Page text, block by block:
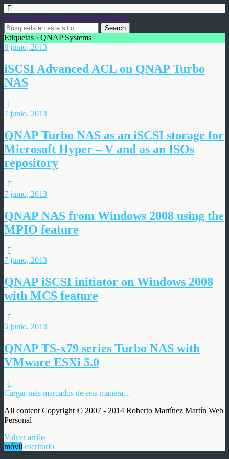
Roberto Martínez Martín Web Personal
Etiquetas › QNAP Systems
8 junio, 2013
iSCSI Advanced ACL on QNAP Turbo
NAS
7 junio, 2013
QNAP Turbo NAS as an iSCSI storage for
Microsoft Hyper – V and as an ISOs
repository
7 junio, 2013
QNAP NAS from Windows 2008 using the
MPIO feature
7 junio, 2013
QNAP iSCSI initiator on Windows 2008
with MCS feature
6 junio, 2013
QNAP TS-x79 series Turbo NAS with
VMware ESXi 5.0
Cargar más marcados de esta manera…
All content Copyright © 2007 - 2014 Roberto Martínez Martín Web
Personal
Volver arriba
móvil escritorio